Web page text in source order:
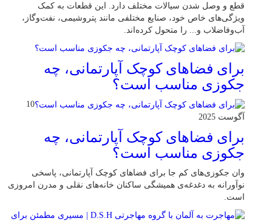
قطع و وصل شدن سیالات مختلف دارد. این قطعات به کمک
ویژگی‌های خاص خود، صنایع مختلفی مانند پتروشیمی، نفت‌وگاز،
آب‌وفاضلاب و... را متحول کرده‌اند.
برای فضاهای کوچک آپارتمانی، چه
جکوزی مناسب است؟
10
آگوست 2025
برای فضاهای کوچک آپارتمانی، چه
جکوزی مناسب است؟
وان جکوزی‌های کم‌ جا برای فضاهای کوچک آپارتمانی، پاسخی
نوآورانه به دغدغه‌ی همیشگی ساکنان خانه‌های نقلی و مدرن امروزی
ا‌ست.